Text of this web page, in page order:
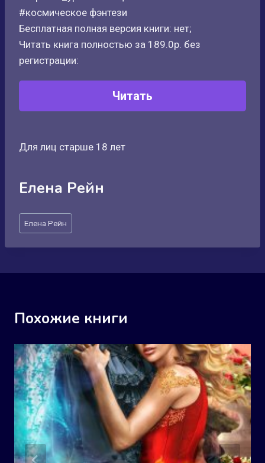
#космическое фэнтези
Бесплатная полная версия книги: нет;
Читать книга полностью за 189.0р. без
регистрации:
Читать
Для лиц старше 18 лет
Елена Рейн
Метки
записи:
Елена Рейн
Похожие книги